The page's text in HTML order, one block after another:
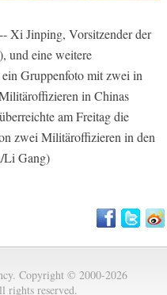
Xi Jinping, Vorsitzender der
und eine weitere
Gruppenfoto mit zwei in
in Chinas
am Freitag die
zwei Militäroffizieren in den
Li Gang)
Copyright © 2000-2026
reserved.